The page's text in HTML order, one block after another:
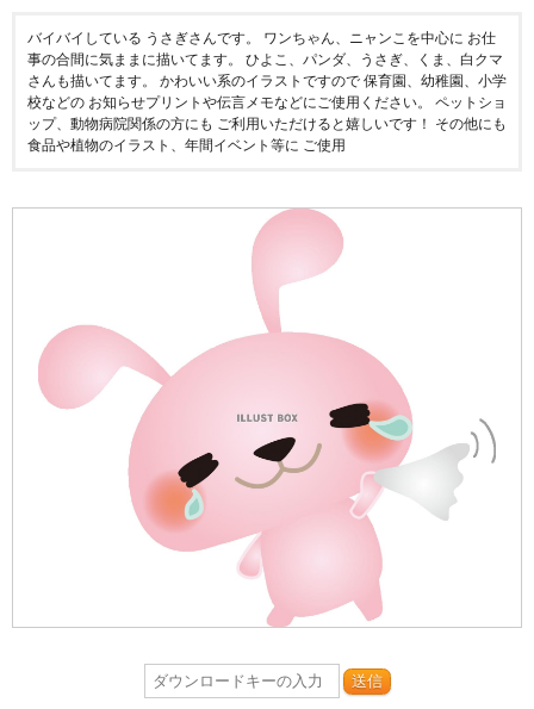
バイバイしている うさぎさんです。 ワンちゃん、ニャンこを中心に お仕
事の合間に気ままに描いてます。 ひよこ、パンダ、うさぎ、くま、白クマ
さんも描いてます。 かわいい系のイラストですので 保育園、幼稚園、小学
校などの お知らせプリントや伝言メモなどにご使用ください。 ペットショ
ップ、動物病院関係の方にも ご利用いただけると嬉しいです！ その他にも
食品や植物のイラスト、年間イベント等に ご使用
送信